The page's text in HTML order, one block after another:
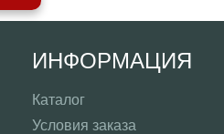
ИНФОРМАЦИЯ
Каталог
Условия заказа